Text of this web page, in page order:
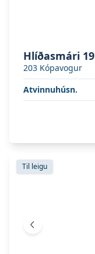
Hlíðasmári 19
203 Kópavogur
Atvinnuhúsn.
Skoða eignina
Til leigu
Skoða eignina
Fyrri mynd